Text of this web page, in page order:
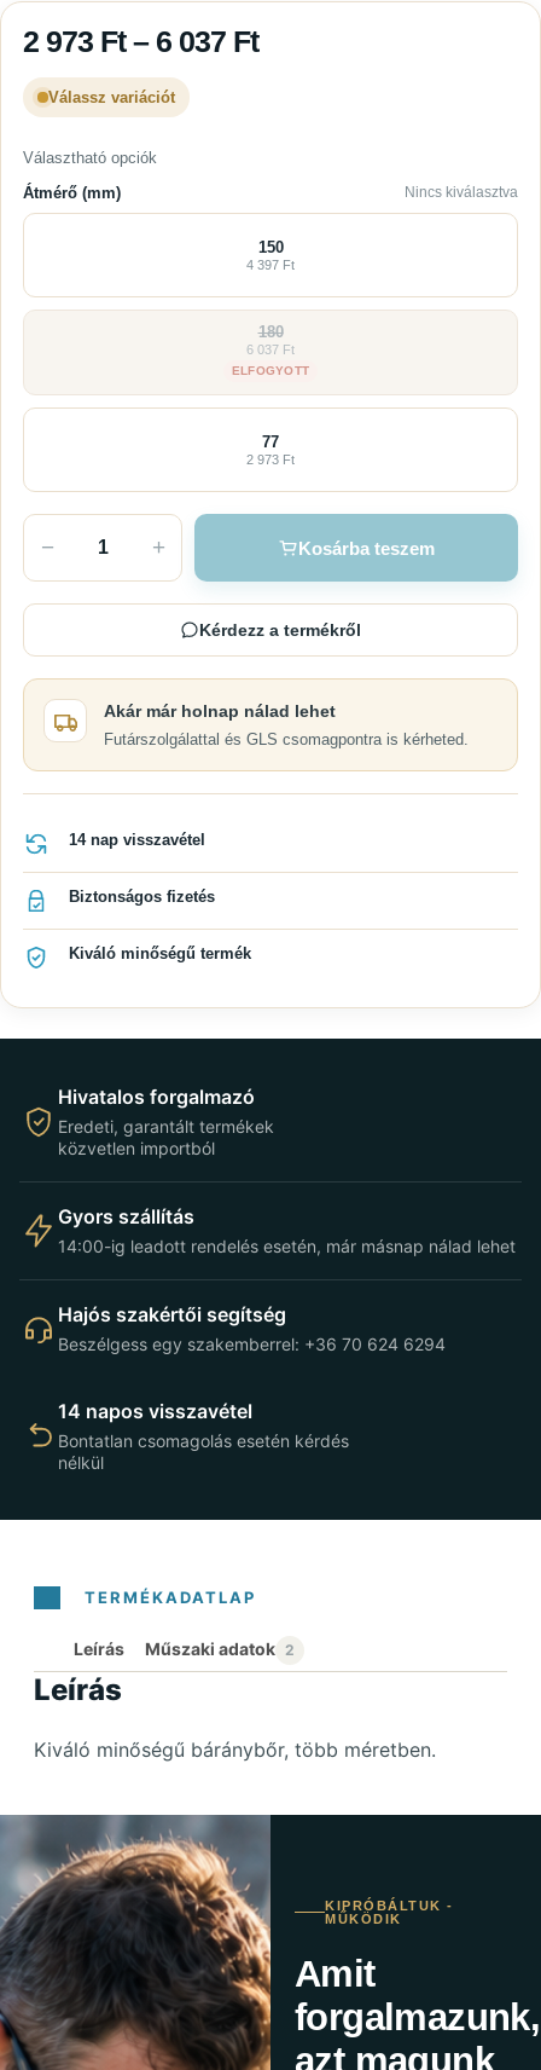
2 973 Ft – 6 037 Ft
Válassz variációt
Választható opciók
Átmérő (mm)
Nincs kiválasztva
150
4 397 Ft
180
6 037 Ft
ELFOGYOTT
77
2 973 Ft
− + Kosárba teszem
Kérdezz a termékről
Akár már holnap nálad lehet
Futárszolgálattal és GLS csomagpontra is kérheted.
14 nap visszavétel
Biztonságos fizetés
Kiváló minőségű termék
Hivatalos forgalmazó
Eredeti, garantált termékek
közvetlen importból
Gyors szállítás
14:00-ig leadott rendelés esetén, már másnap nálad lehet
Hajós szakértői segítség
Beszélgess egy szakemberrel: +36 70 624 6294
14 napos visszavétel
Bontatlan csomagolás esetén kérdés
nélkül
Leírás
Leírás
Kiváló minőségű báránybőr, több méretben.
KIPRÓBÁLTUK -
MŰKÖDIK
Amit
forgalmazunk,
azt magunk